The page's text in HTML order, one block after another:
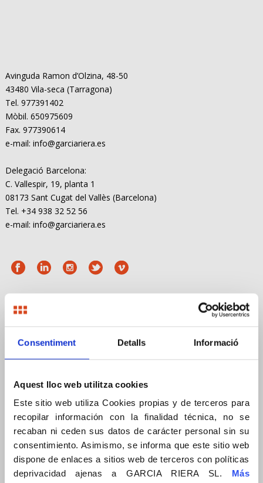
Consentiment Detalls Informació
Aquest lloc web utilitza cookies
Este sitio web utiliza Cookies propias y de terceros para
recopilar información con la finalidad técnica, no se
recaban ni ceden sus datos de carácter personal sin su
consentimiento. Asimismo, se informa que este sitio web
dispone de enlaces a sitios web de terceros con políticas
deprivacidad ajenas a GARCIA RIERA SL. Más
Avinguda Ramon d’Olzina, 48-50
43480 Vila-seca (Tarragona)
Tel. 977391402
Mòbil. 650975609
Fax. 977390614
e-mail: info@garciariera.es
Delegació Barcelona:
C. Vallespir, 19, planta 1
08173 Sant Cugat del Vallès (Barcelona)
Tel. +34 938 32 52 56
e-mail: info@garciariera.es
MENÚ
Empresa
Compromís
Compromiso
Company
Commitment
Borsa de treball
Bolsa de trabajo